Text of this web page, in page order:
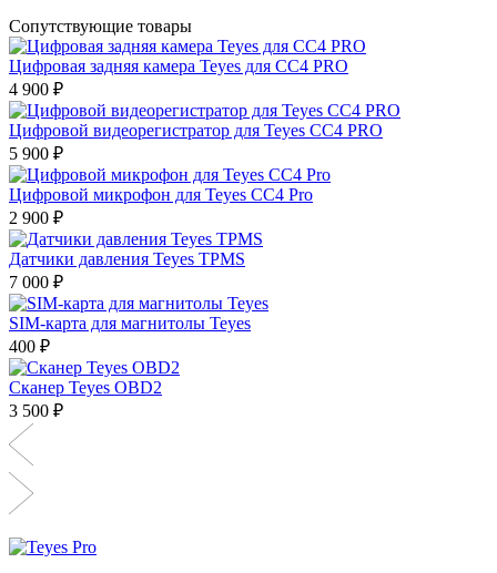
Сопутствующие товары
Цифровая задняя камера Teyes для CC4 PRO
4 900 ₽
Цифровой видеорегистратор для Teyes CC4 PRO
5 900 ₽
Цифровой микрофон для Teyes СС4 Pro
2 900 ₽
Датчики давления Teyes TPMS
7 000 ₽
SIM-карта для магнитолы Teyes
400 ₽
Сканер Teyes OBD2
3 500 ₽